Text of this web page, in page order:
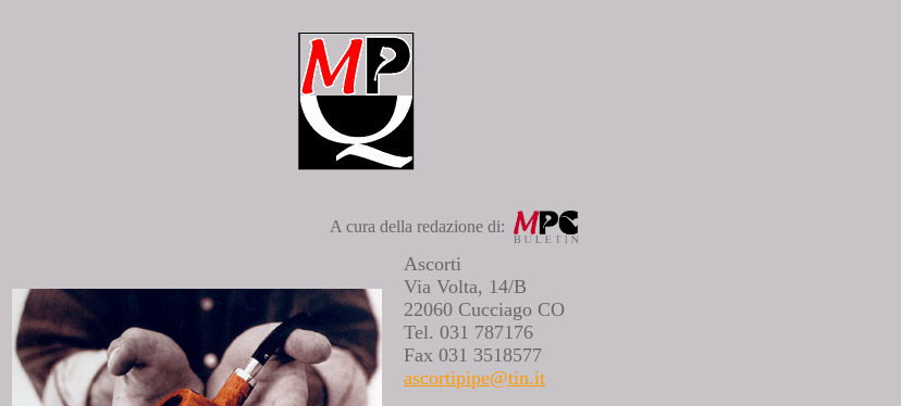
A cura della redazione di:
Ascorti
Via Volta, 14/B
22060 Cucciago CO
Tel. 031 787176
Fax 031 3518577
ascortipipe@tin.it